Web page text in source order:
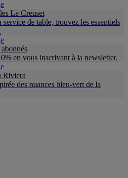
Le Creuset
service de table, trouvez les essentiels
en vous inscrivant à la newsletter.
Riviera
des nuances bleu-vert de la